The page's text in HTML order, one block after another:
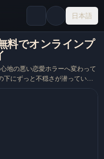
日本語
料でオンラインプ
地の悪い恋愛ホラーへ変わって
下にずっと不穏さが潜っていま